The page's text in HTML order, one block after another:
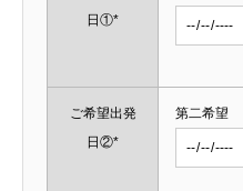
日①*
ご希望出発
日②*
第二希望